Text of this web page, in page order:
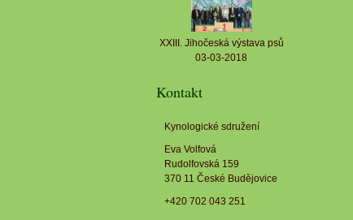
XXIII. Jihočeská výstava psů
03-03-2018
Kontakt
Kynologické sdružení
Eva Volfová
Rudolfovská 159
370 11 České Budějovice
+420 702 043 251